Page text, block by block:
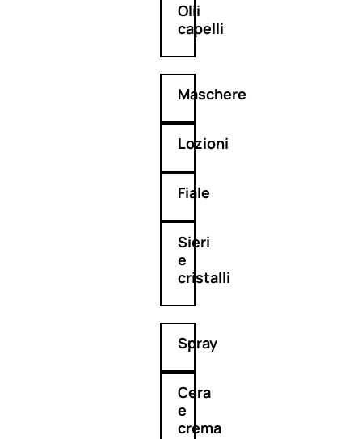
Olii
capelli
Maschere
Lozioni
Fiale
Sieri
e
cristalli
Spray
Cera
e
crema